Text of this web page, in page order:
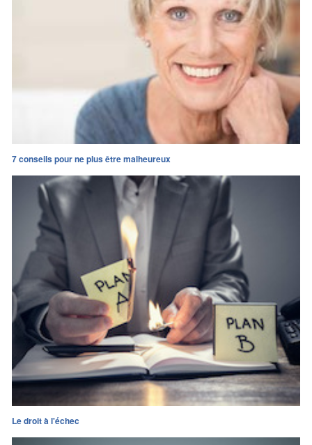
7 conseils pour ne plus être malheureux
Le droit à l'échec